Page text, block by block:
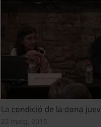
La condició de la dona
22 maig, 2015